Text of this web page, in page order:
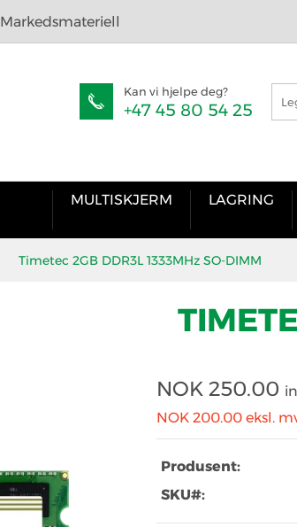
Markedsmateriell
Kan vi hjelpe deg?
+47 45 80 54 25
MULTISKJERM LAGRING
Timetec 2GB DDR3L 1333MHz SO-DIMM
NOK 250.00
NOK 200.00 eksl.
Produsent:
SKU#: